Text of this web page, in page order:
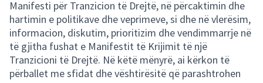
Manifesti për Tranzicion të Drejtë, në përcaktimin dhe
hartimin e politikave dhe veprimeve, si dhe në vlerësim,
informacion, diskutim, prioritizim dhe vendimmarrje në
të gjitha fushat e Manifestit të Krijimit të një
Tranzicioni të Drejtë. Në këtë mënyrë, ai kërkon të
përballet me sfidat dhe vështirësitë që parashtrohen